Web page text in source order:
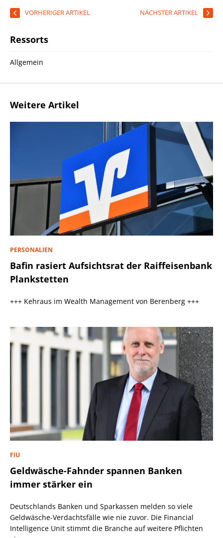
VORHERIGER ARTIKEL NÄCHSTER ARTIKEL
Ressorts
Allgemein
Weitere Artikel
PERSONALIEN
Bafin rasiert Aufsichtsrat der Raiffeisenbank
Plankstetten
+++ Kehraus im Wealth Management von Berenberg +++
FIU
Geldwäsche-Fahnder spannen Banken
immer stärker ein
Deutschlands Banken und Sparkassen melden so viele
Geldwäsche-Verdachtsfälle wie nie zuvor. Die Financial
Intelligence Unit stimmt die Branche auf weitere Pflichten